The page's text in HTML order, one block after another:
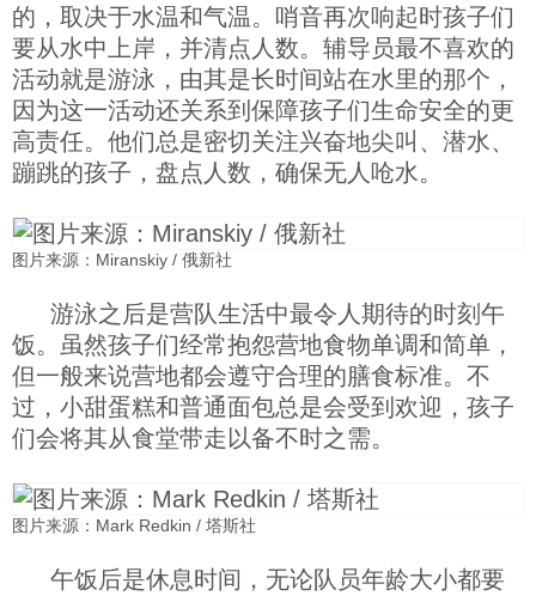
的，取决于水温和气温。哨音再次响起时孩子们
要从水中上岸，并清点人数。辅导员最不喜欢的
活动就是游泳，由其是长时间站在水里的那个，
因为这一活动还关系到保障孩子们生命安全的更
高责任。他们总是密切关注兴奋地尖叫、潜水、
蹦跳的孩子，盘点人数，确保无人呛水。
图片来源：Miranskiy / 俄新社
游泳之后是营队生活中最令人期待的时刻午
饭。虽然孩子们经常抱怨营地食物单调和简单，
但一般来说营地都会遵守合理的膳食标准。不
过，小甜蛋糕和普通面包总是会受到欢迎，孩子
们会将其从食堂带走以备不时之需。
图片来源：Mark Redkin / 塔斯社
午饭后是休息时间，无论队员年龄大小都要